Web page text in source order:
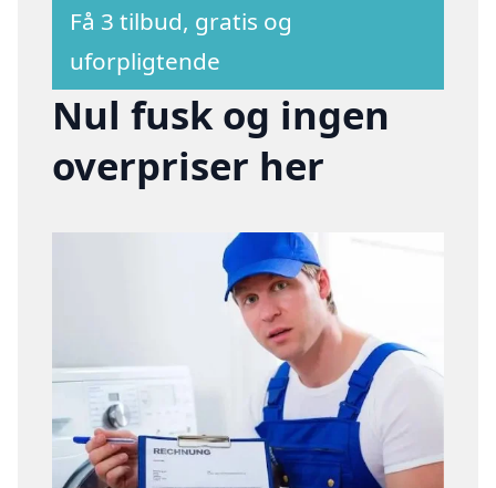
Få 3 tilbud, gratis og
uforpligtende
Nul fusk og ingen
overpriser her